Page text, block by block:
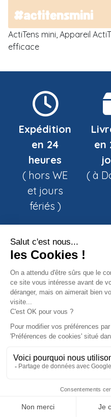
ActiTens mini, Appareil
efficace
Expédition
en 24
heures
( hors WE
et jours
fériés )
en
( à
Inscrivez vous
Les derniers
Des articles
Horaire
Copyright |
RGPD|Qui
Cliquez-ici pour modifier